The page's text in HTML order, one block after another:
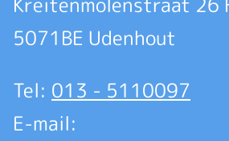
5071BE Udenhout
Tel: 013 - 5110097
E-mail: